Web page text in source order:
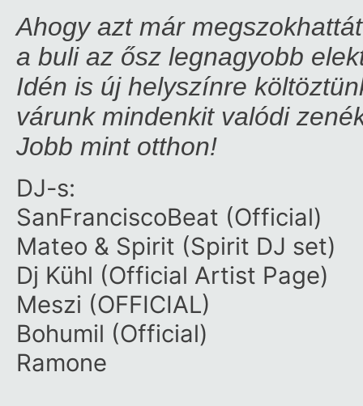
Ahogy azt már
a buli az ősz legnagyobb
Idén is új helyszínre
várunk mindenkit valódi
Jobb mint otthon!
DJ-s:
SanFranciscoBeat (Official)
Mateo & Spirit (Spirit DJ set)
Dj Kühl (Official Artist Page)
Meszi (OFFICIAL)
Bohumil (Official)
Ramone